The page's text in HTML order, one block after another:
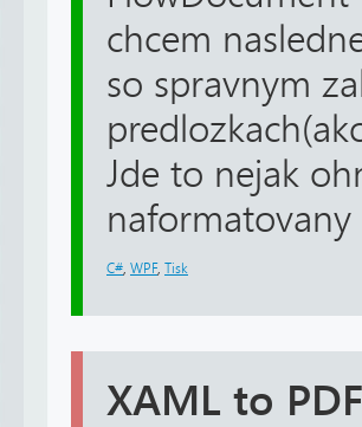
chcem
so spravnym
Jde to nejak
naformatovany
C# WPF, Tisk
XAML to PDF